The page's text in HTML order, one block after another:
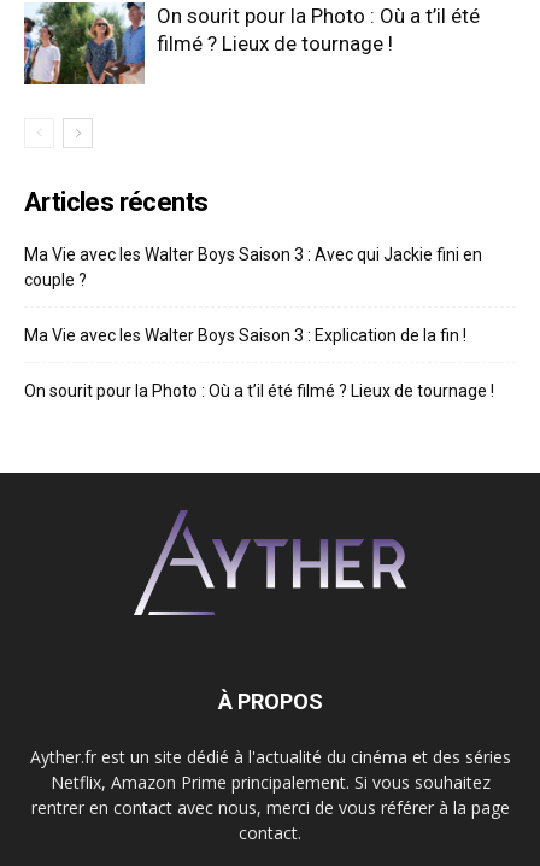
On sourit pour la Photo : Où a t’il été
filmé ? Lieux de tournage !
Articles récents
Ma Vie avec les Walter Boys Saison 3 : Avec qui Jackie fini en
couple ?
Ma Vie avec les Walter Boys Saison 3 : Explication de la fin !
On sourit pour la Photo : Où a t’il été filmé ? Lieux de tournage !
À PROPOS
Ayther.fr est un site dédié à l'actualité du cinéma et des séries
Netflix, Amazon Prime principalement. Si vous souhaitez
rentrer en contact avec nous, merci de vous référer à la page
contact.